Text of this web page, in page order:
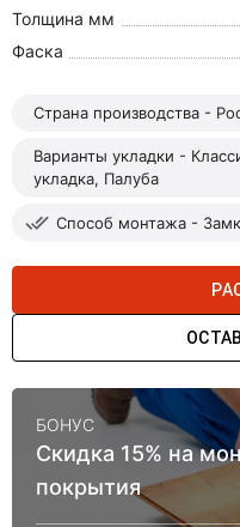
Толщина мм
Фаска
Страна производства -
Варианты укладки -
укладка, Палуба
Способ монтажа -
БОНУС
Скидка 15% на
покрытия